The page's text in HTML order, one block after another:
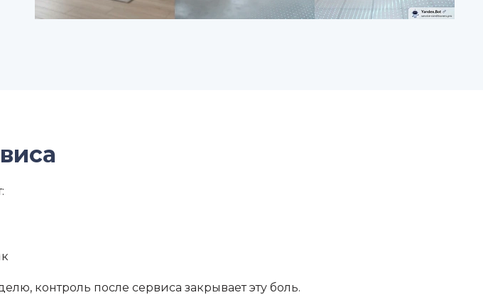
контроль после сервиса закрывает эту боль.